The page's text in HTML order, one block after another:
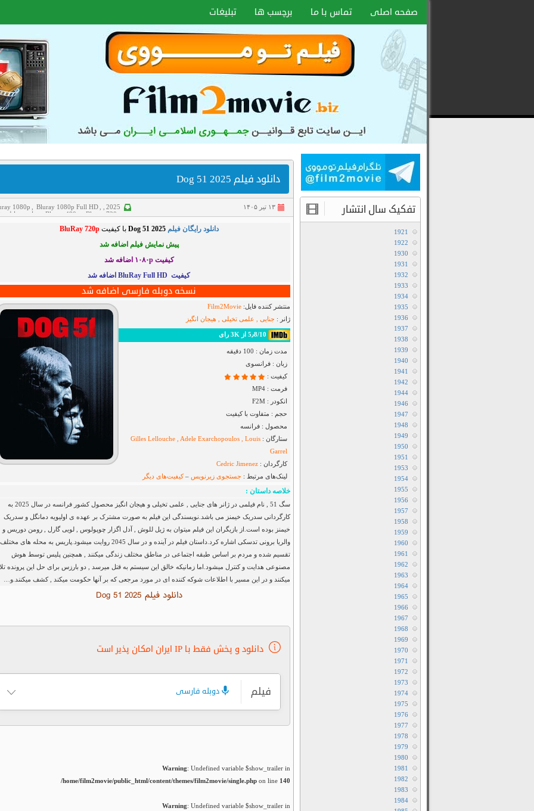
صفحه اصلی تماس با ما برچسب ها تبلیغات
دانلود فیلم Dog 51 2025
۱۳ تیر ۱۴۰۵ 2025
1080p Bluray 1080p Full HD
Bluray 480p
Bluray 720p جنایی
هیجانی
دانلود رایگان فیلم Dog 51 2025 با کیفیتBluRay 720p
پیش نمایش فیلم اضافه شد
کیفیت ۱۰۸۰p اضافه شد
کیفیت BluRay Full HD اضافه شد
نسخه دوبله فارسی اضافه شد
منتشر کننده فایل: Film2Movie
ژانر : جنایی , علمی تخیلی , هیجان انگیز
مدت زمان : 100 دقیقه
زبان : فرانسوی
کیفیت :
فرمت : MP4
انکودر : F2M
حجم : متفاوت با کیفیت
محصول : فرانسه
ستارگان : Gilles Lellouche , Adele Exarchopoulos , Louis
Garrel
کارگردان : Cedric Jimenez
لینک‌های مرتبط : جستجوی زیرنویس –کیفیت‌های دیگر
خلاصه داستان :
سگ 51 , نام فیلمی در ژانر های جنایی , علمی تخیلی و هیجان انگیز محصول کشور فرانسه در سال 2025 به
کارگردانی سدریک خیمنز می باشد.نویسندگی این فیلم به صورت مشترک بر عهده ی اولیویه دمانگل و سدریک
خیمنز بوده است.از بازیگران این فیلم میتوان به ژیل للوش , آدل اگزار چوپولوس , لویی گارل , رومن دوریس و
والریا برونی تدسکی اشاره کرد.داستان فیلم در آینده و در سال 2045 روایت میشود.پاریس به محله های مختلف
تقسیم شده و مردم بر اساس طبقه اجتماعی در مناطق مختلف زندگی میکنند , همچنین پلیس توسط هوش
مصنوعی هدایت و کنترل میشود.اما زمانیکه خالق این سیستم به قتل میرسد , دو بارزس برای حل این پرونده
میکنند و در این مسیر با اطلاعات شوکه کننده ای در مورد مرجعی که بر آنها حکومت میکند , کشف میکنند.و…
دانلود فیلم Dog 51 2025
دانلود و پخش فقط با IP ایران امکان پذیر است
فیلم دوبله فارسی
Warning: Undefined variable $show_trailer in
/home/film2movie/public_html/content/themes/film2movie/single.php on line 140
Warning: Undefined variable $show_trailer in
تفکیک سال انتشار
1921
1922
1930
1931
1932
1933
1934
1935
1936
1937
1938
1939
1940
1941
1942
1944
1946
1947
1948
1949
1950
1951
1953
1954
1955
1956
1957
1958
1959
1960
1961
1962
1963
1964
1965
1966
1967
1968
1969
1970
1971
1972
1973
1974
1975
1976
1977
1978
1979
1980
1981
1982
1983
1984